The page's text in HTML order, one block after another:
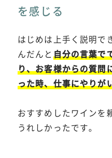
を感じる
はじめは上手く説明で
んだんと 自分の言葉で
り、お客様からの質問
った時、仕事にやりが
おすすめしたワインを
うれしかったです。